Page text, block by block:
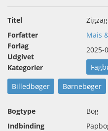
Titel
Forfatter
Forlag
Mais
Udgivet
2025-
Kategorier
Billedbøger Børnebøger
Bogtype
Bog
Indbinding